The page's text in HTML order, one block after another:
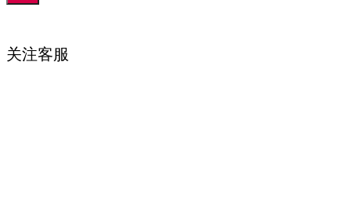
关注客服